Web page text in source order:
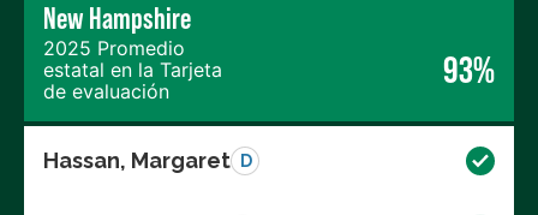
New Hampshire
2025 Promedio
estatal en la Tarjeta
de evaluación
93%
Hassan, Margaret D